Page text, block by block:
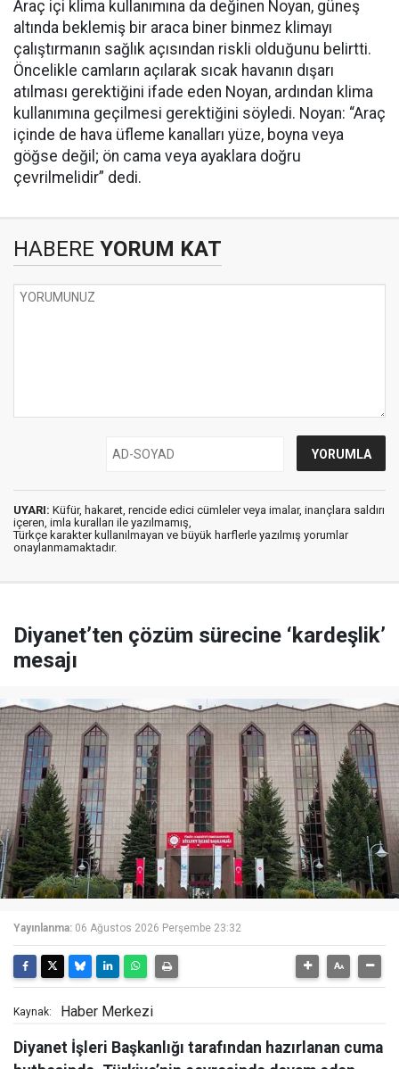
Araç içi klima kullanımına da değinen Noyan, güneş
altında beklemiş bir araca biner binmez klimayı
çalıştırmanın sağlık açısından riskli olduğunu belirtti.
Öncelikle camların açılarak sıcak havanın dışarı
atılması gerektiğini ifade eden Noyan, ardından klima
kullanımına geçilmesi gerektiğini söyledi. Noyan: “Araç
içinde de hava üfleme kanalları yüze, boyna veya
göğse değil; ön cama veya ayaklara doğru
çevrilmelidir” dedi.
HABERE YORUM KAT
UYARI: Küfür, hakaret, rencide edici cümleler veya imalar, inançlara saldırı
içeren, imla kuralları ile yazılmamış,
Türkçe karakter kullanılmayan ve büyük harflerle yazılmış yorumlar
onaylanmamaktadır.
Diyanet’ten çözüm sürecine ‘kardeşlik’
mesajı
Yayınlanma: 06 Ağustos 2026 Perşembe 23:32
Kaynak: Haber Merkezi
Diyanet İşleri Başkanlığı tarafından hazırlanan cuma